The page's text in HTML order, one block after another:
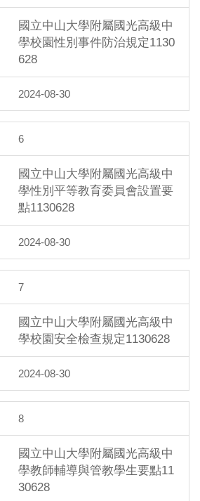
國立中山大學附屬國光高級中
學校園性別事件防治規定1130
628
2024-08-30
6
國立中山大學附屬國光高級中
學性別平等教育委員會設置要
點1130628
2024-08-30
7
國立中山大學附屬國光高級中
學校園安全檢查規定1130628
2024-08-30
8
國立中山大學附屬國光高級中
學教師輔導與管教學生要點11
30628